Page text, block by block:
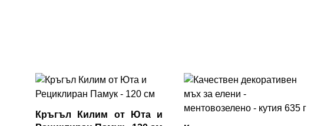
Кръгъл Килим от Юта и